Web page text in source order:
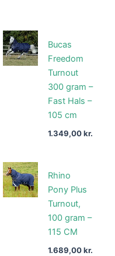
Bucas
Freedom
Turnout
300 gram –
Fast Hals –
105 cm
1.349,00kr.
Rhino
Pony Plus
Turnout,
100 gram –
115 CM
1.689,00kr.